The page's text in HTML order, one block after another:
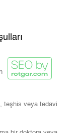
teşhis veya tedavi